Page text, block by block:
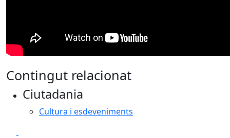
Contingut relacionat
Ciutadania
Cultura i esdeveniments